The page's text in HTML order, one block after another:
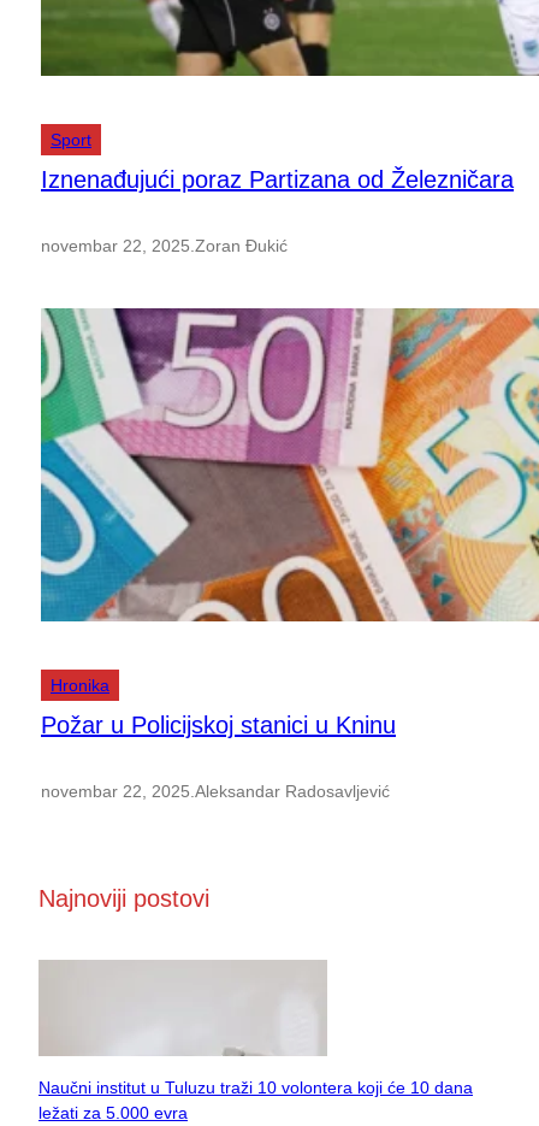
Sport
Iznenađujući poraz Partizana od Železničara
novembar 22, 2025 Zoran Đukić
Hronika
Požar u Policijskoj stanici u Kninu
novembar 22, 2025 Aleksandar Radosavljević
Najnoviji postovi
Naučni institut u Tuluzu traži 10 volontera koji će 10 dana
ležati za 5.000 evra